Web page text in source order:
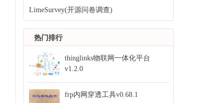
LimeSurvey(开源问卷调查)
热门排行
thinglinks物联网一体化平台
v1.2.0
frp内网穿透工具v0.68.1